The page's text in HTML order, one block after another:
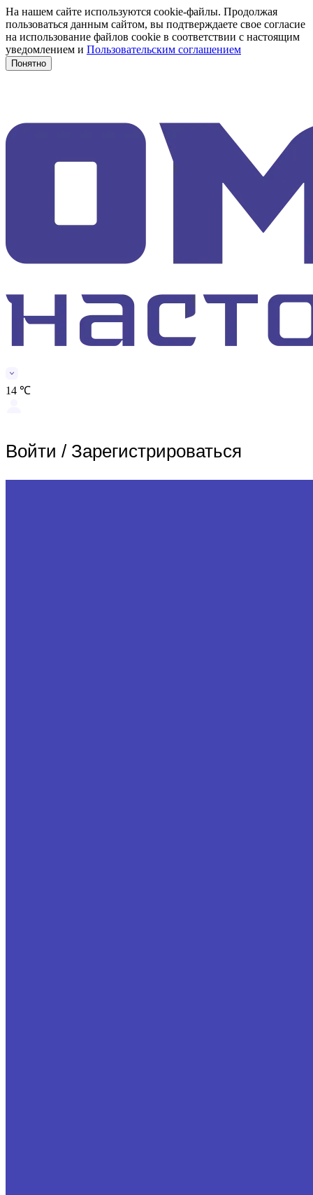
На нашем сайте используются cookie-файлы. Продолжая
пользоваться данным сайтом, вы подтверждаете свое согласие
на использование файлов cookie в соответствии с настоящим
уведомлением и Пользовательским соглашением
Понятно
14 ℃
Войти / Зарегистрироваться